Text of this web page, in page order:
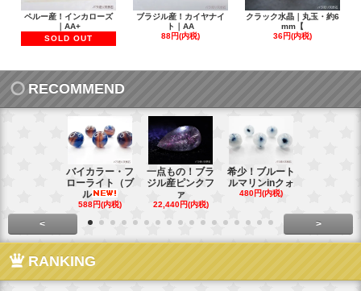
ペルー産！インカローズ
｜AA+
SOLD OUT
ブラジル産！カイヤナイ
ト｜AA
88円(内税)
クラック水晶｜丸玉・約6
mm【
36円(内税)
RECOMMEND
バイカラー・フ
ローライト（ブ
ル
588円(内税)
一点もの！ブラ
ジル産ピンクフ
ァ
22,440円(内税)
希少！ブルート
ルマリンinクォ
480円(内税)
< >
RANKING